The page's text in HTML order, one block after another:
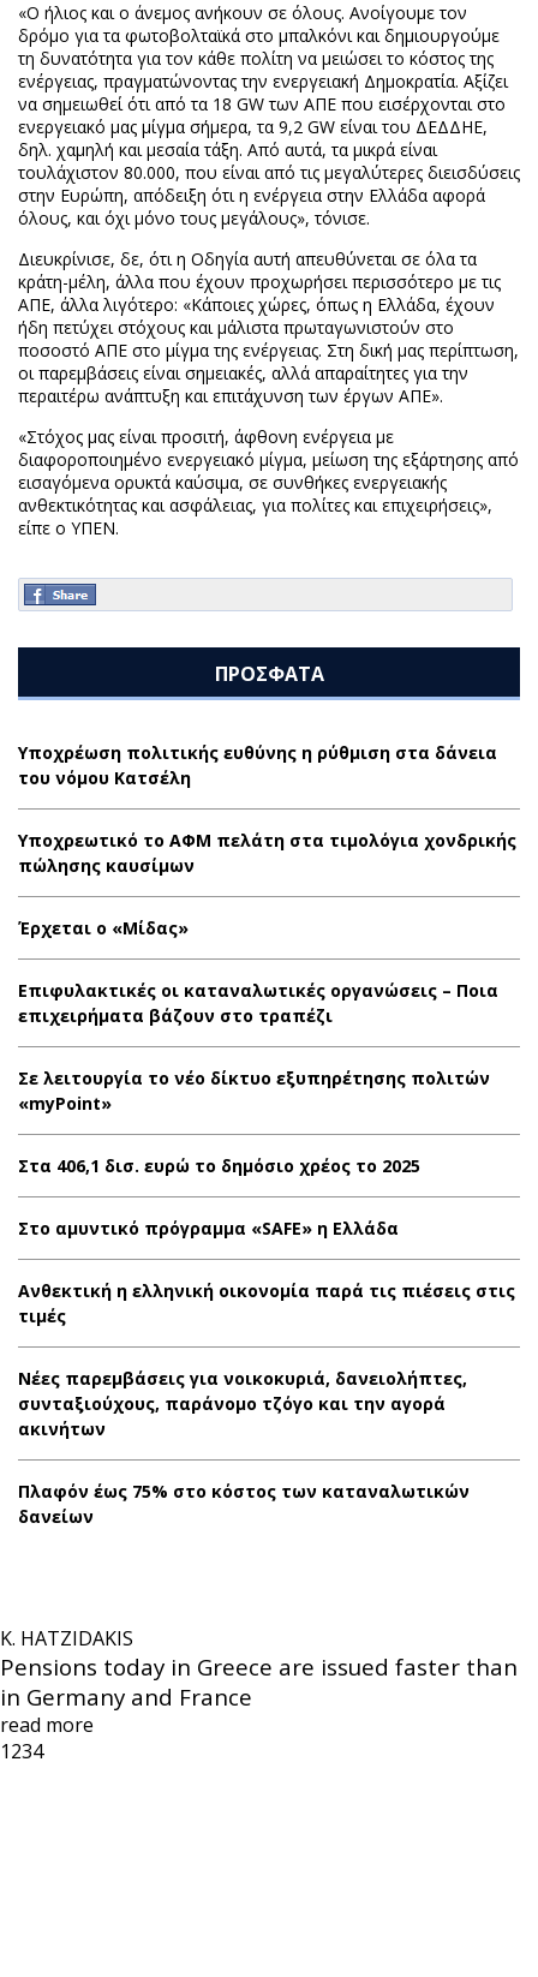
«Ο ήλιος και ο άνεμος ανήκουν σε όλους. Ανοίγουμε τον
δρόμο για τα φωτοβολταϊκά στο μπαλκόνι και δημιουργούμε
τη δυνατότητα για τον κάθε πολίτη να μειώσει το κόστος της
ενέργειας, πραγματώνοντας την ενεργειακή Δημοκρατία. Αξίζει
να σημειωθεί ότι από τα 18 GW των ΑΠΕ που εισέρχονται στο
ενεργειακό μας μίγμα σήμερα, τα 9,2 GW είναι του ΔΕΔΔΗΕ,
δηλ. χαμηλή και μεσαία τάξη. Από αυτά, τα μικρά είναι
τουλάχιστον 80.000, που είναι από τις μεγαλύτερες διεισδύσεις
στην Ευρώπη, απόδειξη ότι η ενέργεια στην Ελλάδα αφορά
όλους, και όχι μόνο τους μεγάλους», τόνισε.
Διευκρίνισε, δε, ότι η Οδηγία αυτή απευθύνεται σε όλα τα
κράτη-μέλη, άλλα που έχουν προχωρήσει περισσότερο με τις
ΑΠΕ, άλλα λιγότερο: «Κάποιες χώρες, όπως η Ελλάδα, έχουν
ήδη πετύχει στόχους και μάλιστα πρωταγωνιστούν στο
ποσοστό ΑΠΕ στο μίγμα της ενέργειας. Στη δική μας περίπτωση,
οι παρεμβάσεις είναι σημειακές, αλλά απαραίτητες για την
περαιτέρω ανάπτυξη και επιτάχυνση των έργων ΑΠΕ».
«Στόχος μας είναι προσιτή, άφθονη ενέργεια με
διαφοροποιημένο ενεργειακό μίγμα, μείωση της εξάρτησης από
εισαγόμενα ορυκτά καύσιμα, σε συνθήκες ενεργειακής
ανθεκτικότητας και ασφάλειας, για πολίτες και επιχειρήσεις»,
είπε ο ΥΠΕΝ.
ΠΡΟΣΦΑΤΑ
Υποχρέωση πολιτικής ευθύνης η ρύθμιση στα δάνεια
του νόμου Κατσέλη
Υποχρεωτικό το ΑΦΜ πελάτη στα τιμολόγια χονδρικής
πώλησης καυσίμων
Έρχεται ο «Μίδας»
Επιφυλακτικές οι καταναλωτικές οργανώσεις – Ποια
επιχειρήματα βάζουν στο τραπέζι
Σε λειτουργία το νέο δίκτυο εξυπηρέτησης πολιτών
«myPoint»
Στα 406,1 δισ. ευρώ το δημόσιο χρέος το 2025
Στο αμυντικό πρόγραμμα «SAFE» η Ελλάδα
Ανθεκτική η ελληνική οικονομία παρά τις πιέσεις στις
τιμές
Νέες παρεμβάσεις για νοικοκυριά, δανειολήπτες,
συνταξιούχους, παράνομο τζόγο και την αγορά
ακινήτων
Πλαφόν έως 75% στο κόστος των καταναλωτικών
δανείων
K. HATZIDAKIS
Pensions today in Greece are issued faster than
in Germany and France
read more
1234